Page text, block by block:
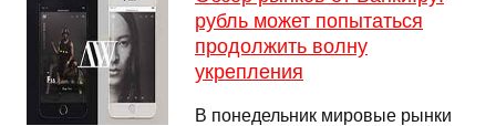
рубль может попытаться
продолжить волну
укрепления
В понедельник мировые рынки